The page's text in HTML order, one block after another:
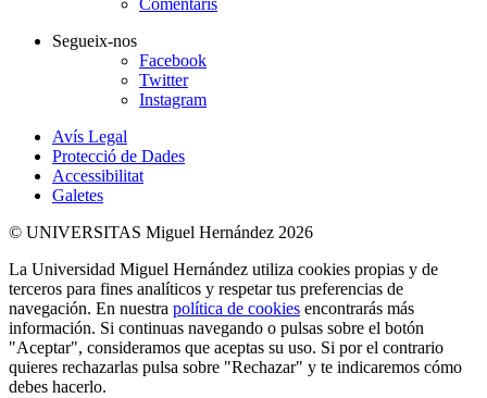
Comentaris
Segueix-nos
Facebook
Twitter
Instagram
Avís Legal
Protecció de Dades
Accessibilitat
Galetes
© UNIVERSITAS Miguel Hernández 2026
La Universidad Miguel Hernández utiliza cookies propias y de
terceros para fines analíticos y respetar tus preferencias de
navegación. En nuestra política de cookies encontrarás más
información. Si continuas navegando o pulsas sobre el botón
"Aceptar", consideramos que aceptas su uso. Si por el contrario
quieres rechazarlas pulsa sobre "Rechazar" y te indicaremos cómo
debes hacerlo.